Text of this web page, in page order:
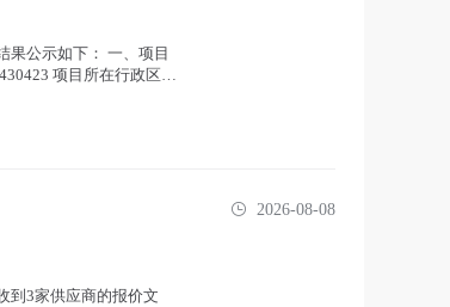
果公示如下： 一、项目
项目所在行政区划
到3家供应商的报价文
2026-08-08